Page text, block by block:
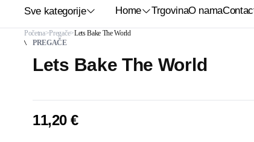
Sve kategorije Home TrgovinaO nama
Početna Pregače Lets Bake The World
PREGAČE
Lets Bake The World
11,20€